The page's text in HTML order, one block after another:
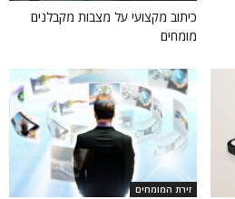
כיתוב מקצועי על מצבות מקבלנים
מומחים
זירת המומחים